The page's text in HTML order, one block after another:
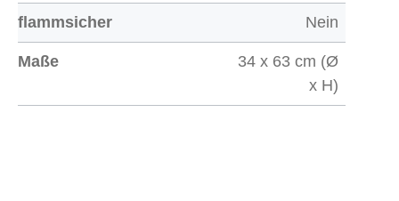
flammsicher Nein
Maße
34 x 63 cm (Ø
x H)